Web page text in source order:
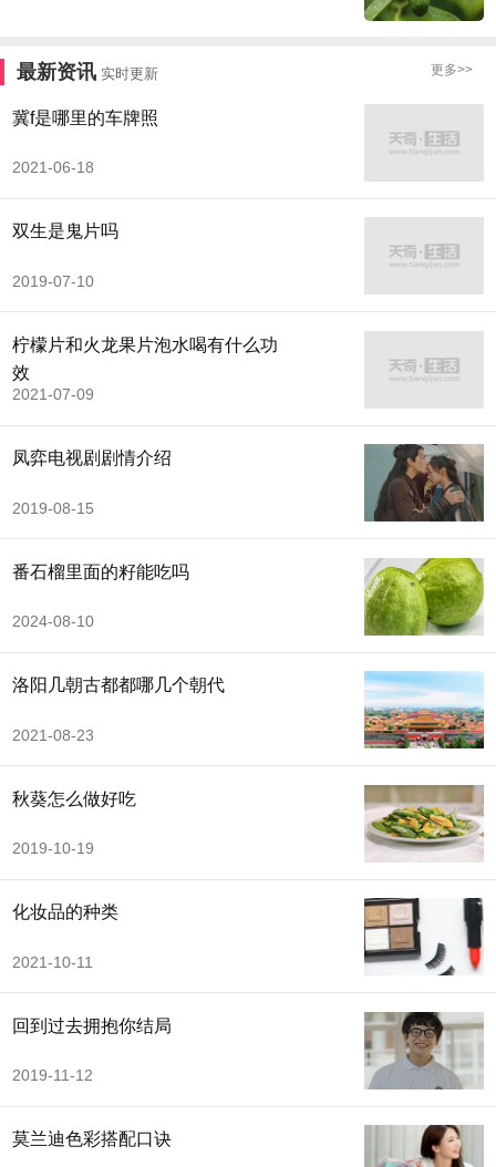
最新资讯 实时更新 更多>>
冀f是哪里的车牌照
2021-06-18
双生是鬼片吗
2019-07-10
柠檬片和火龙果片泡水喝有什么功
效
2021-07-09
凤弈电视剧剧情介绍
2019-08-15
番石榴里面的籽能吃吗
2024-08-10
洛阳几朝古都都哪几个朝代
2021-08-23
秋葵怎么做好吃
2019-10-19
化妆品的种类
2021-10-11
回到过去拥抱你结局
2019-11-12
莫兰迪色彩搭配口诀